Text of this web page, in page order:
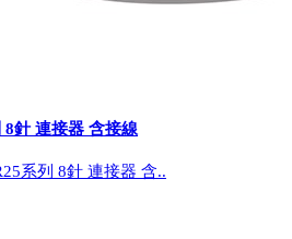
8針 連接器 含接線
系列 8針 連接器 含..